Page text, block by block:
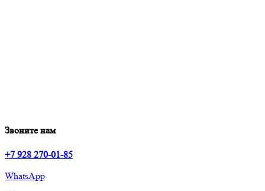
Звоните нам
+7 928 270-01-85
WhatsApp